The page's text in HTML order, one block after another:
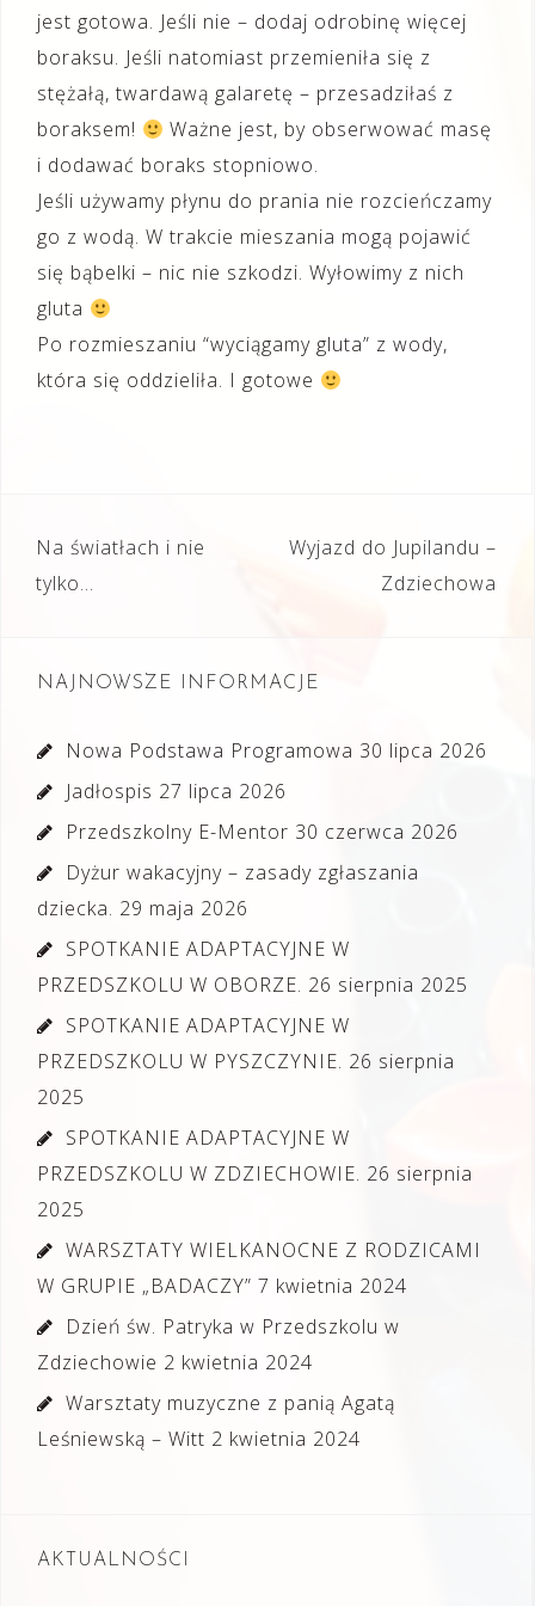
jest gotowa. Jeśli nie – dodaj odrobinę więcej
boraksu. Jeśli natomiast przemieniła się z
stężałą, twardawą galaretę – przesadziłaś z
boraksem!
Ważne jest, by obserwować masę
i dodawać boraks stopniowo.
Jeśli używamy płynu do prania nie rozcieńczamy
go z wodą. W trakcie mieszania mogą pojawić
się bąbelki – nic nie szkodzi. Wyłowimy z nich
gluta
Po rozmieszaniu “wyciągamy gluta” z wody,
która się oddzieliła. I gotowe
Nawigacja
wpisu
Na światłach i nie
tylko…
Wyjazd do Jupilandu –
Zdziechowa
NAJNOWSZE INFORMACJE
Nowa Podstawa Programowa 30 lipca 2026
Jadłospis 27 lipca 2026
Przedszkolny E-Mentor 30 czerwca 2026
Dyżur wakacyjny – zasady zgłaszania
dziecka. 29 maja 2026
SPOTKANIE ADAPTACYJNE W
PRZEDSZKOLU W OBORZE. 26 sierpnia 2025
SPOTKANIE ADAPTACYJNE W
PRZEDSZKOLU W PYSZCZYNIE. 26 sierpnia
2025
SPOTKANIE ADAPTACYJNE W
PRZEDSZKOLU W ZDZIECHOWIE. 26 sierpnia
2025
WARSZTATY WIELKANOCNE Z RODZICAMI
W GRUPIE „BADACZY” 7 kwietnia 2024
Dzień św. Patryka w Przedszkolu w
Zdziechowie 2 kwietnia 2024
Warsztaty muzyczne z panią Agatą
Leśniewską – Witt 2 kwietnia 2024
AKTUALNOŚCI